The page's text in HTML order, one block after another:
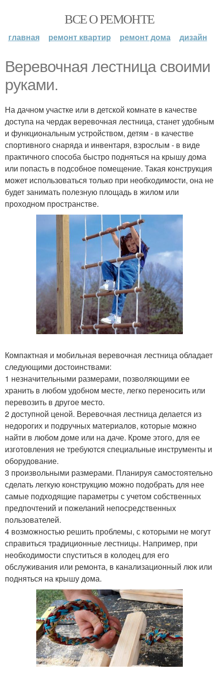
ВСЕ О РЕМОНТЕ
главная ремонт квартир ремонт дома дизайн
Веревочная лестница своими
руками.
На дачном участке или в детской комнате в качестве
доступа на чердак веревочная лестница, станет удобным
и функциональным устройством, детям - в качестве
спортивного снаряда и инвентаря, взрослым - в виде
практичного способа быстро подняться на крышу дома
или попасть в подсобное помещение. Такая конструкция
может использоваться только при необходимости, она не
будет занимать полезную площадь в жилом или
проходном пространстве.
Компактная и мобильная веревочная лестница обладает
следующими достоинствами:
1 незначительными размерами, позволяющими ее
хранить в любом удобном месте, легко переносить или
перевозить в другое место.
2 доступной ценой. Веревочная лестница делается из
недорогих и подручных материалов, которые можно
найти в любом доме или на даче. Кроме этого, для ее
изготовления не требуются специальные инструменты и
оборудование.
3 произвольными размерами. Планируя самостоятельно
сделать легкую конструкцию можно подобрать для нее
самые подходящие параметры с учетом собственных
предпочтений и пожеланий непосредственных
пользователей.
4 возможностью решить проблемы, с которыми не могут
справиться традиционные лестницы. Например, при
необходимости спуститься в колодец для его
обслуживания или ремонта, в канализационный люк или
подняться на крышу дома.